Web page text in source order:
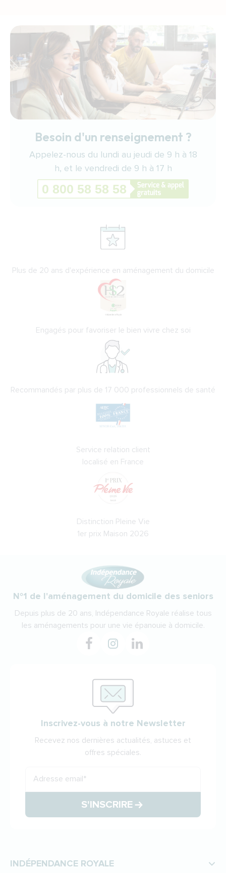
Besoin d'un renseignement ?
Appelez-nous du lundi au jeudi de 9 h à 18
h, et le vendredi de 9 h à 17 h
Plus de 20 ans d'expérience en aménagement du domicile
Engagés pour favoriser le bien vivre chez soi
Recommandés par plus de 17 000 professionnels de santé
Service relation client
localisé en France
Distinction Pleine Vie
1er prix Maison 2026
N°1 de l'aménagement du domicile des seniors
Depuis plus de 20 ans, Indépendance Royale réalise tous
les aménagements pour une vie épanouie à domicile.
Inscrivez-vous à notre Newsletter
Recevez nos dernières actualités, astuces et
offres spéciales.
Adresse email*
S'INSCRIRE
INDÉPENDANCE ROYALE